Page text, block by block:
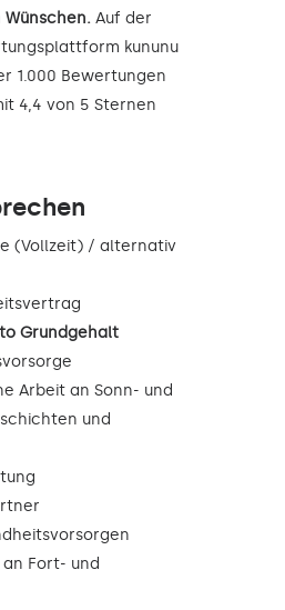
Wünschen. Auf der
kununu
1.000 Bewertungen
4,4 von 5 Sternen
(Vollzeit) / alternativ
Grundgehalt
Arbeit an Sonn- und
und
Fort- und